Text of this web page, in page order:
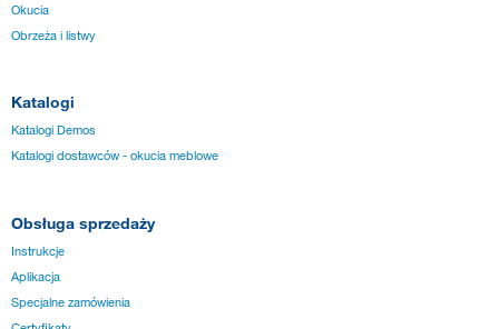
Okucia
Obrzeża i listwy
Katalogi
Katalogi Demos
Katalogi dostawców - okucia meblowe
Obsługa sprzedaży
Instrukcje
Aplikacja
Specjalne zamówienia